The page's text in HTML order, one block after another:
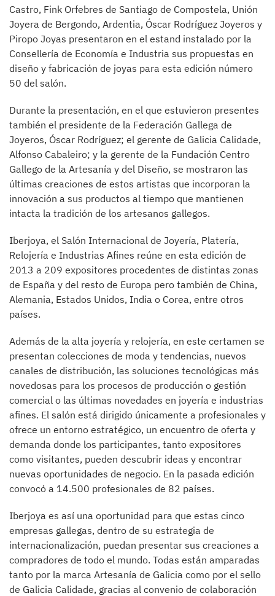
Castro, Fink Orfebres de Santiago de Compostela, Unión
Joyera de Bergondo, Ardentia, Óscar Rodríguez Joyeros y
Piropo Joyas presentaron en el estand instalado por la
Consellería de Economía e Industria sus propuestas en
diseño y fabricación de joyas para esta edición número
50 del salón.
Durante la presentación, en el que estuvieron presentes
también el presidente de la Federación Gallega de
Joyeros, Óscar Rodríguez; el gerente de Galicia Calidade,
Alfonso Cabaleiro; y la gerente de la Fundación Centro
Gallego de la Artesanía y del Diseño, se mostraron las
últimas creaciones de estos artistas que incorporan la
innovación a sus productos al tiempo que mantienen
intacta la tradición de los artesanos gallegos.
Iberjoya, el Salón Internacional de Joyería, Platería,
Relojería e Industrias Afines reúne en esta edición de
2013 a 209 expositores procedentes de distintas zonas
de España y del resto de Europa pero también de China,
Alemania, Estados Unidos, India o Corea, entre otros
países.
Además de la alta joyería y relojería, en este certamen se
presentan colecciones de moda y tendencias, nuevos
canales de distribución, las soluciones tecnológicas más
novedosas para los procesos de producción o gestión
comercial o las últimas novedades en joyería e industrias
afines. El salón está dirigido únicamente a profesionales y
ofrece un entorno estratégico, un encuentro de oferta y
demanda donde los participantes, tanto expositores
como visitantes, pueden descubrir ideas y encontrar
nuevas oportunidades de negocio. En la pasada edición
convocó a 14.500 profesionales de 82 países.
Iberjoya es así una oportunidad para que estas cinco
empresas gallegas, dentro de su estrategia de
internacionalización, puedan presentar sus creaciones a
compradores de todo el mundo. Todas están amparadas
tanto por la marca Artesanía de Galicia como por el sello
de Galicia Calidade, gracias al convenio de colaboración